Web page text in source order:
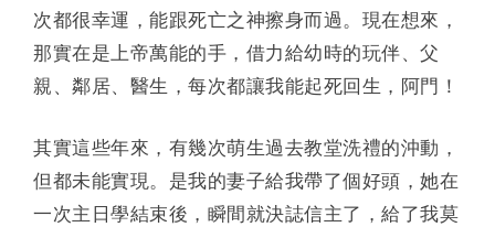
次都很幸運，能跟死亡之神擦身而過。現在想來，
那實在是上帝萬能的手，借力給幼時的玩伴、父
親、鄰居、醫生，每次都讓我能起死回生，阿門！
其實這些年來，有幾次萌生過去教堂洗禮的沖動，
但都未能實現。是我的妻子給我帶了個好頭，她在
一次主日學結束後，瞬間就決誌信主了，給了我莫